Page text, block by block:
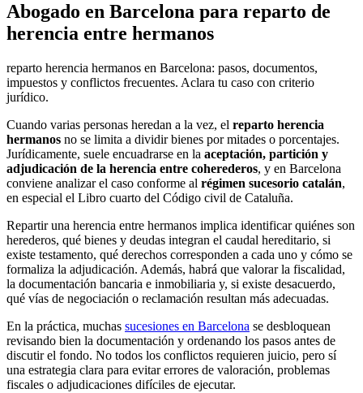
Abogado en Barcelona para reparto de
herencia entre hermanos
reparto herencia hermanos en Barcelona: pasos, documentos,
impuestos y conflictos frecuentes. Aclara tu caso con criterio
jurídico.
Cuando varias personas heredan a la vez, el reparto herencia
hermanos no se limita a dividir bienes por mitades o porcentajes.
Jurídicamente, suele encuadrarse en la aceptación, partición y
adjudicación de la herencia entre coherederos, y en Barcelona
conviene analizar el caso conforme al régimen sucesorio catalán,
en especial el Libro cuarto del Código civil de Cataluña.
Repartir una herencia entre hermanos implica identificar quiénes son
herederos, qué bienes y deudas integran el caudal hereditario, si
existe testamento, qué derechos corresponden a cada uno y cómo se
formaliza la adjudicación. Además, habrá que valorar la fiscalidad,
la documentación bancaria e inmobiliaria y, si existe desacuerdo,
qué vías de negociación o reclamación resultan más adecuadas.
En la práctica, muchas sucesiones en Barcelona se desbloquean
revisando bien la documentación y ordenando los pasos antes de
discutir el fondo. No todos los conflictos requieren juicio, pero sí
una estrategia clara para evitar errores de valoración, problemas
fiscales o adjudicaciones difíciles de ejecutar.